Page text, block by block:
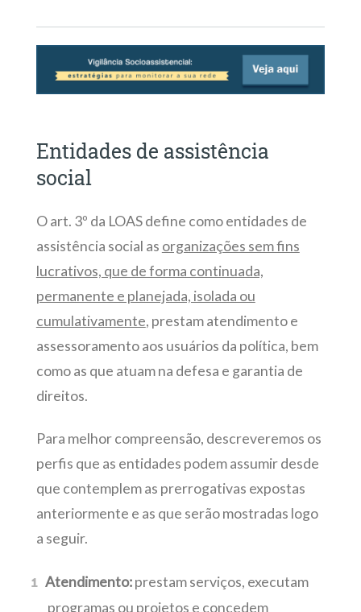
Entidades de assistência
social
O art. 3º da LOAS define como entidades de
assistência social as organizações sem fins
lucrativos, que de forma continuada,
permanente e planejada, isolada ou
cumulativamente, prestam atendimento e
assessoramento aos usuários da política, bem
como as que atuam na defesa e garantia de
direitos.
Para melhor compreensão, descreveremos os
perfis que as entidades podem assumir desde
que contemplem as prerrogativas expostas
anteriormente e as que serão mostradas logo
a seguir.
Atendimento:prestam serviços, executam
programas ou projetos e concedem